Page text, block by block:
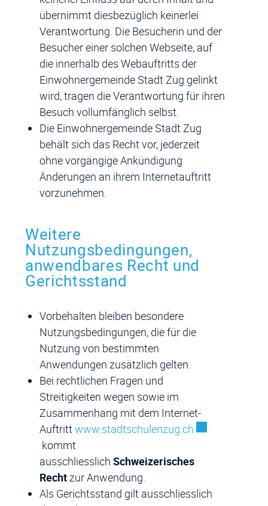
übernimmt diesbezüglich keinerlei
Verantwortung. Die Besucherin und der
Besucher einer solchen Webseite, auf
die innerhalb des Webauftritts der
Einwohnergemeinde Stadt Zug gelinkt
wird, tragen die Verantwortung für ihren
Besuch vollumfänglich selbst.
Die Einwohnergemeinde Stadt Zug
behält sich das Recht vor, jederzeit
ohne vorgängige Ankündigung
Änderungen an ihrem Internetauftritt
vorzunehmen.
Weitere
Nutzungsbedingungen,
anwendbares Recht und
Gerichtsstand
Vorbehalten bleiben besondere
Nutzungsbedingungen, die für die
Nutzung von bestimmten
Anwendungen zusätzlich gelten.
Bei rechtlichen Fragen und
Streitigkeiten wegen sowie im
Zusammenhang mit dem Internet-
Auftrittwww.stadtschulenzug.ch
kommt
ausschliesslich Schweizerisches
Rechtzur Anwendung.
Als Gerichtsstand gilt ausschliesslich